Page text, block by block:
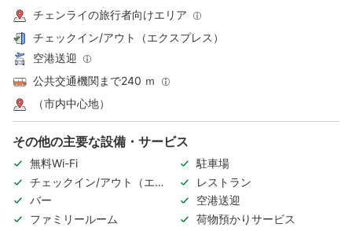
チェンライの旅行者向けエリア
チェックイン/アウト（エクスプレス）
空港送迎
公共交通機関まで240 ｍ
（市内中心地）
その他の主要な設備・サービス
無料Wi-Fi
駐車場
チェックイン/アウト（エク
スプレス）
レストラン
バー
空港送迎
ファミリールーム
荷物預かりサービス